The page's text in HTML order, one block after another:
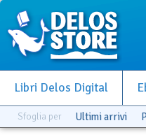
Libri Delos Digital
Sfoglia per Ultimi arrivi